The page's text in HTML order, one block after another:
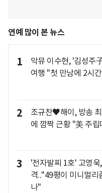
연예 많이 본 뉴스
1
악뮤 이수현, '김성주
여행 "첫 만남에 2시
2
조규찬♥해이, 방송
에 깜짝 근황 "美 주립
3
'전자발찌 1호' 고영욱
격.."49평이 미니멀리
나"